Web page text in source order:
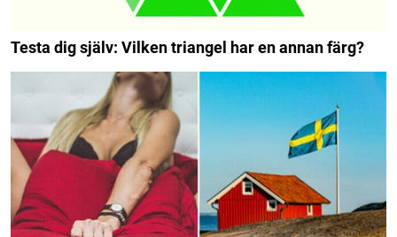
Testa dig själv: Vilken triangel har en annan färg?